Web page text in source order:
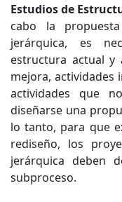
Estudios de
cabo la
jerárquica, es
estructura actual
mejora, actividades
actividades que
diseñarse una
lo tanto, para que
rediseño, los
jerárquica deben
subproceso.